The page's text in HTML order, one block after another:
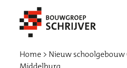
Home
Nieuw schoolgebouw